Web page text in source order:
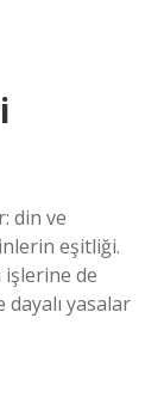
din ve
eşitliği.
işlerine de
dayalı yasalar